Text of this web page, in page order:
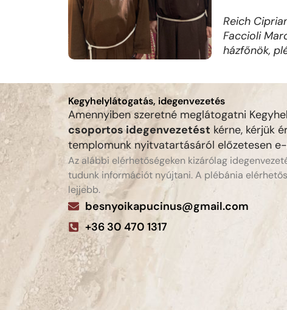
Reich
Faccioli
házfőnök,
Kegyhelylátogatás, idegenvezetés
Amennyiben szeretné meglátogatni
csoportos idegenvezetést kérne, kérjük
templomunk nyitvatartásáról előzetesen
Az alábbi elérhetőségeken kizárólag
tudunk információt nyújtani. A plébánia
lejjebb.
besnyoikapucinus@gmail.com
+36 30 470 1317